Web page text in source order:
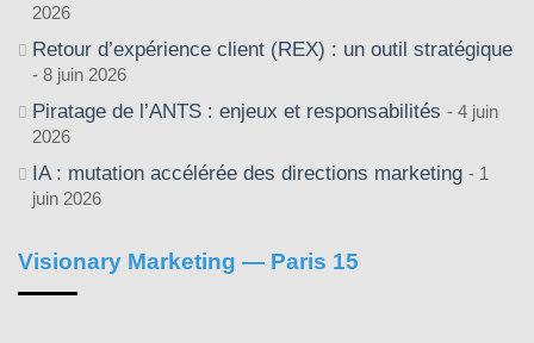
2026
Retour d’expérience client (REX) : un outil stratégique
8 juin 2026
Piratage de l’ANTS : enjeux et responsabilités
4 juin
2026
IA : mutation accélérée des directions marketing
1
juin 2026
Visionary Marketing — Paris 15